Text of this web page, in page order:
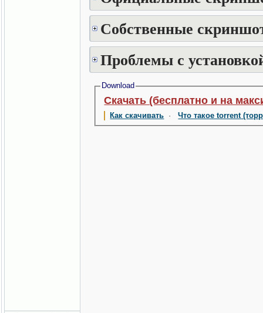
Собственные
Проблемы с
Download
Скачать (бесплатно и на
Как скачивать ·Что такое torrent